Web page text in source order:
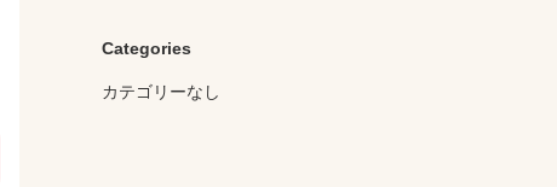
Categories
カテゴリーなし